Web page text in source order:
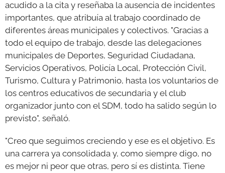
acudido a la cita y reseñaba la ausencia de incidentes
importantes, que atribuía al trabajo coordinado de
diferentes áreas municipales y colectivos. "Gracias a
todo el equipo de trabajo, desde las delegaciones
municipales de Deportes, Seguridad Ciudadana,
Servicios Operativos, Policía Local, Protección Civil,
Turismo, Cultura y Patrimonio, hasta los voluntarios de
los centros educativos de secundaria y el club
organizador junto con el SDM, todo ha salido según lo
previsto", señaló.
"Creo que seguimos creciendo y ese es el objetivo. Es
una carrera ya consolidada y, como siempre digo, no
es mejor ni peor que otras, pero sí es distinta. Tiene